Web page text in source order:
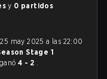
y 0 partidos
may 2025 a las 22:00
Stage 1
ganó 4 - 2 .